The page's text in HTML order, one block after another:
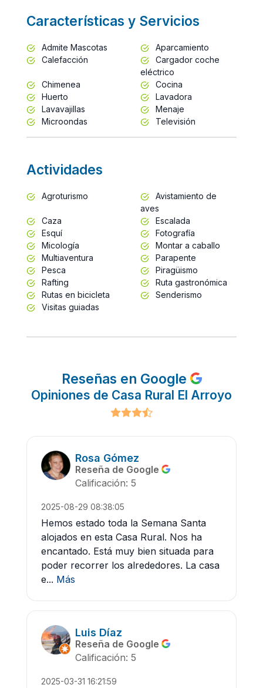
Características y Servicios
Admite Mascotas
Aparcamiento
Calefacción
Cargador coche
eléctrico
Chimenea
Cocina
Huerto
Lavadora
Lavavajillas
Menaje
Microondas
Televisión
Actividades
Agroturismo
Avistamiento de
aves
Caza
Escalada
Esquí
Fotografía
Micología
Montar a caballo
Multiaventura
Parapente
Pesca
Piragüismo
Rafting
Ruta gastronómica
Rutas en bicicleta
Senderismo
Visitas guiadas
Reseñas en Google
Opiniones de Casa Rural El Arroyo
Rosa Gómez
Reseña de Google
Calificación: 5
2025-08-29 08:38:05
Hemos estado toda la Semana Santa
alojados en esta Casa Rural. Nos ha
encantado. Está muy bien situada para
poder recorrer los alrededores. La casa
e... Más
Luis Díaz
Reseña de Google
Calificación: 5
2025-03-31 16:21:59